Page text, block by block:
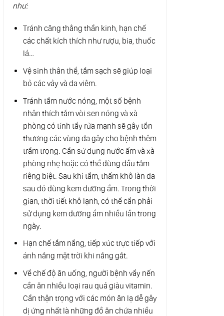
như:
Tránh căng thẳng thần kinh, hạn chế
các chất kích thích như rượu, bia, thuốc
lá…
Vệ sinh thân thể, tắm sạch sẽ giúp loại
bỏ các vảy và da viêm.
Tránh tắm nước nóng, một số bệnh
nhân thích tắm vòi sen nóng và xà
phòng có tính tẩy rửa mạnh sẽ gây tổn
thương các vùng da gây cho bệnh thêm
trầm trọng. Cần sử dụng nước ấm và xà
phòng nhẹ hoặc có thể dùng dầu tắm
riêng biệt. Sau khi tắm, thấm khô làn da
sau đó dùng kem dưỡng ẩm. Trong thời
gian, thời tiết khô lạnh, có thể cần phải
sử dụng kem dưỡng ẩm nhiều lần trong
ngày.
Hạn chế tắm nắng, tiếp xúc trực tiếp với
ánh nắng mặt trời khi nắng gắt.
Về chế độ ăn uống, người bệnh vẩy nến
cần ăn nhiều loại rau quả giàu vitamin.
Cần thận trọng với các món ăn lạ dễ gây
dị ứng nhất là những đồ ăn chứa nhiều